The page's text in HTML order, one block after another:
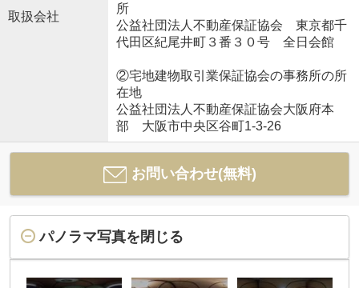
取扱会社
所
公益社団法人不動産保証協会 東京都千
代田区紀尾井町３番３０号 全日会館
②宅地建物取引業保証協会の事務所の所
在地
公益社団法人不動産保証協会大阪府本
部 大阪市中央区谷町1-3-26
お問い合わせ(無料)
パノラマ写真を閉じる